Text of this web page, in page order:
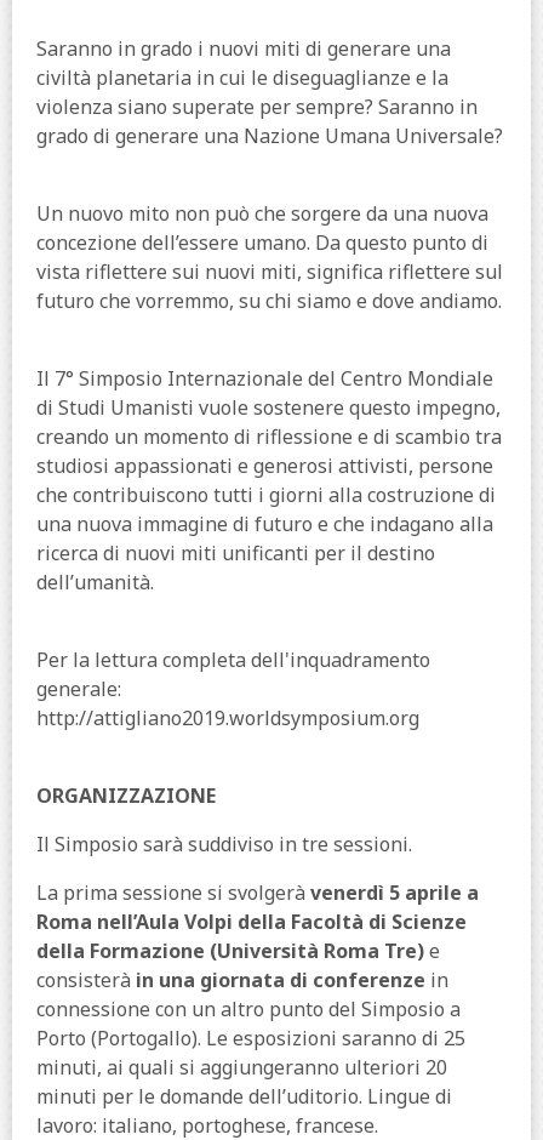
Saranno in grado i nuovi miti di generare una
civiltà planetaria in cui le diseguaglianze e la
violenza siano superate per sempre? Saranno in
grado di generare una Nazione Umana Universale?
Un nuovo mito non può che sorgere da una nuova
concezione dell’essere umano. Da questo punto di
vista riflettere sui nuovi miti, significa riflettere sul
futuro che vorremmo, su chi siamo e dove andiamo.
Il 7° Simposio Internazionale del Centro Mondiale
di Studi Umanisti vuole sostenere questo impegno,
creando un momento di riflessione e di scambio tra
studiosi appassionati e generosi attivisti, persone
che contribuiscono tutti i giorni alla costruzione di
una nuova immagine di futuro e che indagano alla
ricerca di nuovi miti unificanti per il destino
dell’umanità.
Per la lettura completa dell'inquadramento
generale:
http://attigliano2019.worldsymposium.org
ORGANIZZAZIONE
Il Simposio sarà suddiviso in tre sessioni.
La prima sessione si svolgerà venerdì 5 aprile a
Roma nell’Aula Volpi della Facoltà di Scienze
della Formazione (Università Roma Tre)e
consisterà in una giornata di conferenze in
connessione con un altro punto del Simposio a
Porto (Portogallo). Le esposizioni saranno di 25
minuti, ai quali si aggiungeranno ulteriori 20
minuti per le domande dell’uditorio. Lingue di
lavoro: italiano, portoghese, francese.